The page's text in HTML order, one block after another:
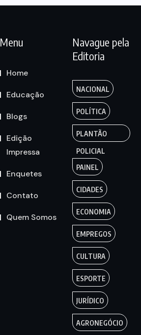
Menu
Home
Educação
Blogs
Edição
Impressa
Enquetes
Contato
Quem Somos
Navague pela
Editoria
NACIONAL
POLÍTICA
PLANTÃO
POLICIAL
PAINEL
CIDADES
ECONOMIA
EMPREGOS
CULTURA
ESPORTE
JURÍDICO
AGRONEGÓCIO